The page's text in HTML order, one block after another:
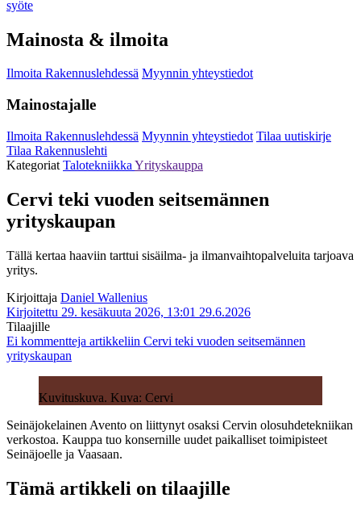
syöte
Mainosta & ilmoita
Ilmoita Rakennuslehdessä Myynnin yhteystiedot
Mainostajalle
Ilmoita Rakennuslehdessä Myynnin yhteystiedot Tilaa uutiskirje
Tilaa Rakennuslehti
Kategoriat Talotekniikka Yrityskauppa
Cervi teki vuoden seitsemännen
yrityskaupan
Tällä kertaa haaviin tarttui sisäilma- ja ilmanvaihtopalveluita tarjoava
yritys.
Kirjoittaja Daniel Wallenius
Kirjoitettu 29. kesäkuuta 2026, 13:01 29.6.2026
Tilaajille
Ei kommentteja artikkeliin Cervi teki vuoden seitsemännen
yrityskaupan
Kuvituskuva. Kuva: Cervi
Seinäjokelainen Avento on liittynyt osaksi Cervin olosuhdetekniikan
verkostoa. Kauppa tuo konsernille uudet paikalliset toimipisteet
Seinäjoelle ja Vaasaan.
Tämä artikkeli on tilaajille